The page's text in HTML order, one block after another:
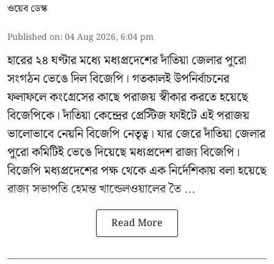
ওয়েব ডেস্ক
Published on:04 Aug 2026, 6:04 pm
হারের ২৪ ঘণ্টার মধ্যে মধ্যপ্রদেশের দাঁতিয়া জেলার পুরো
সংগঠন ভেঙে দিল বিজেপি। গতকালই উপনির্বাচনের
ফলাফলে কংগ্রেসের কাছে পরাজয় স্বীকার করতে হয়েছে
বিজেপিকে। দাঁতিয়া কেন্দ্রের প্রেস্টিজ ফাইটে এই পরাজয়
ভালোভাবে নেয়নি বিজেপি নেতৃত্ব। যার জেরে দাঁতিয়া জেলার
পুরো কমিটিই ভেঙে দিয়েছে মধ্যপ্রদেশ রাজ্য বিজেপি।
বিজেপি মধ্যপ্রদেশের পক্ষ থেকে এক নির্দেশিকায় বলা হয়েছে
রাজ্য সভাপতি হেমন্ত খান্ডেলওয়ালের তৈ ...
Read More